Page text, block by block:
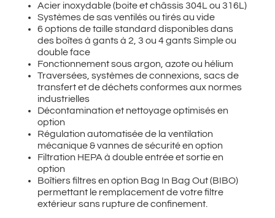
Acier inoxydable (boite et châssis 304L ou 316L)​
Systèmes de sas ventilés ou tirés au vide
6 options de taille standard disponibles dans
des boîtes à gants à 2, 3 ou 4 gants Simple ou
double face ​
Fonctionnement sous argon, azote ou hélium​
Traversées, systèmes de connexions, sacs de
transfert et de déchets conformes aux normes
industrielles​
Décontamination et nettoyage optimisés en
option ​
Régulation automatisée de la ventilation
mécanique & vannes de sécurité en option
Filtration HEPA à double entrée et sortie en
option​
Boîtiers filtres en option Bag In Bag Out (BIBO)
permettant le remplacement de votre filtre
extérieur sans rupture de confinement.